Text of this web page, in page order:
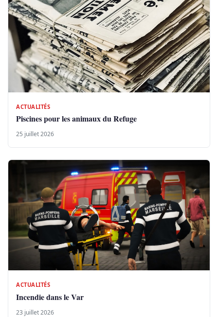
ACTUALITÉS
Piscines pour les animaux du Refuge
25 juillet 2026
ACTUALITÉS
Incendie dans le Var
23 juillet 2026